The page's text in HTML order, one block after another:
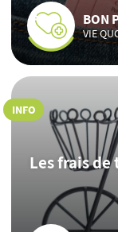
BON
VIE
INFO
Les frais